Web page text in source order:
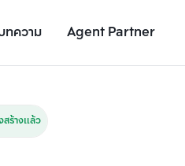
ทความ Agent Partner
รายละเอียดยูนิต
ร้างแล้ว